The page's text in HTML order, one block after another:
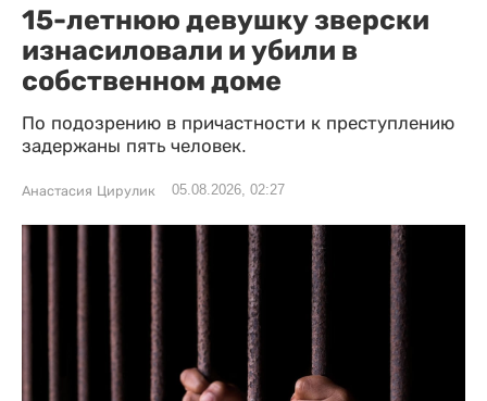
15-летнюю девушку зверски
изнасиловали и убили в
собственном доме
По подозрению в причастности к преступлению
задержаны пять человек.
Анастасия Цирулик 05.08.2026, 02:27